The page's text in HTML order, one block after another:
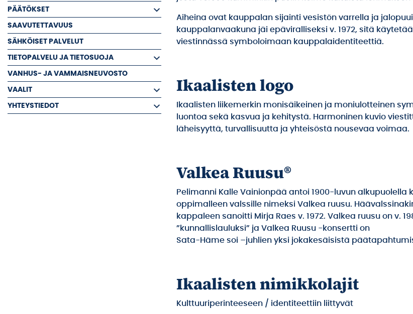
PÄÄTÖKSET
SAAVUTETTAVUUS
SÄHKÖISET PALVELUT
TIETOPALVELU JA TIETOSUOJA
VANHUS- JA VAMMAISNEUVOSTO
VAALIT
YHTEYSTIEDOT
Aiheina ovat kauppalan sijainti vesistön varrella ja
kauppalanvaakuna jäi epäviralliseksi v. 1972, sitä
viestinnässä symboloimaan kauppalaidentiteettiä.
Ikaalisten logo
Ikaalisten liikemerkin monisäikeinen ja moniulotteinen
luontoa sekä kasvua ja kehitystä. Harmoninen kuvio
läheisyyttä, turvallisuutta ja yhteisöstä nousevaa voimaa.
Valkea Ruusu®
Pelimanni Kalle Vainionpää antoi 1900-luvun alkupuolella
oppimalleen valssille nimeksi Valkea ruusu.
kappaleen sanoitti Mirja Raes v. 1972. Valkea ruusu on v.
”kunnallislauluksi” ja Valkea Ruusu -konsertti on
Sata-Häme soi –juhlien yksi jokakesäisistä
Ikaalisten nimikkolajit
Kulttuuriperinteeseen / identiteettiin liittyvät